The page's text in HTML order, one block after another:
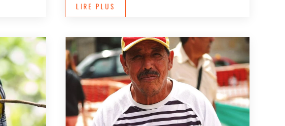
LIRE PLUS